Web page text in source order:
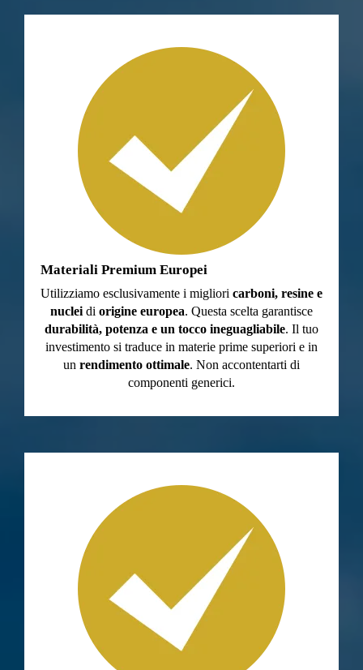
Materiali Premium Europei
Utilizziamo esclusivamente i migliori carboni, resine e
nuclei di origine europea. Questa scelta garantisce
durabilità, potenza e un tocco ineguagliabile. Il tuo
investimento si traduce in materie prime superiori e in
un rendimento ottimale. Non accontentarti di
componenti generici.